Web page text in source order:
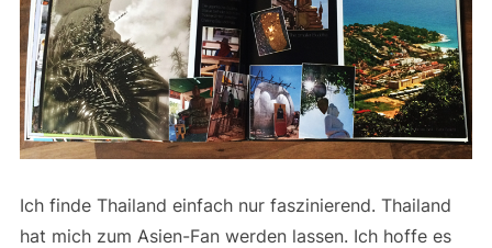
Ich finde Thailand einfach nur faszinierend. Thailand
hat mich zum Asien-Fan werden lassen. Ich hoffe es